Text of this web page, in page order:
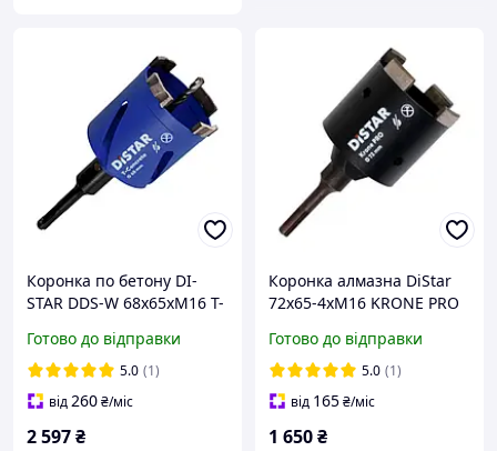
Коронка по бетону DI-
STAR DDS-W 68x65xМ16 T-
(17982091081)
Готово до відправки
5.0 (1)
від260₴/міс
2 597₴
Коронка алмазна DiStar
72x65-4хМ16 KRONE PRO
свердло
Готово до відправки
5.0 (1)
від 165₴/міс
1 650₴